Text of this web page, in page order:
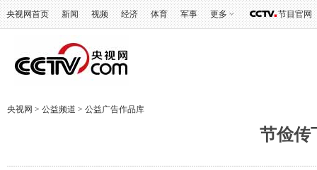
央视网首页 新闻 视频 经济 体育 军事 更多 节目官网
央视网 > 公益频道 > 公益广告作品库
节俭传